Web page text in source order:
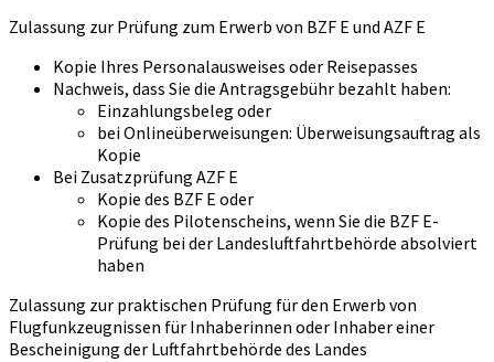
Zulassung zur Prüfung zum Erwerb von BZF E und AZF E
Kopie Ihres Personalausweises oder Reisepasses
Nachweis, dass Sie die Antragsgebühr bezahlt haben:
Einzahlungsbeleg oder
bei Onlineüberweisungen: Überweisungsauftrag als
Kopie
Bei Zusatzprüfung AZF E
Kopie des BZF E oder
Kopie des Pilotenscheins, wenn Sie die BZF E-
Prüfung bei der Landesluftfahrtbehörde absolviert
haben
Zulassung zur praktischen Prüfung für den Erwerb von
Flugfunkzeugnissen für Inhaberinnen oder Inhaber einer
Bescheinigung der Luftfahrtbehörde des Landes